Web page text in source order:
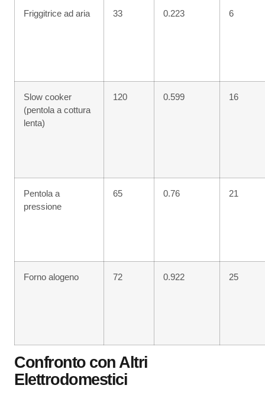
Friggitrice ad aria 33 0.223 6
Slow cooker
(pentola a cottura
lenta)
120 0.599 16
Pentola a
pressione
65 0.76 21
Forno alogeno 72 0.922 25
Confronto con Altri
Elettrodomestici